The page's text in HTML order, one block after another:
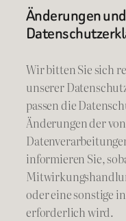
Änderungen
Wir bitten Sie sich
unserer
passen die
Änderungen der
informieren Sie,
oder eine sonstige
erforderlich wird.